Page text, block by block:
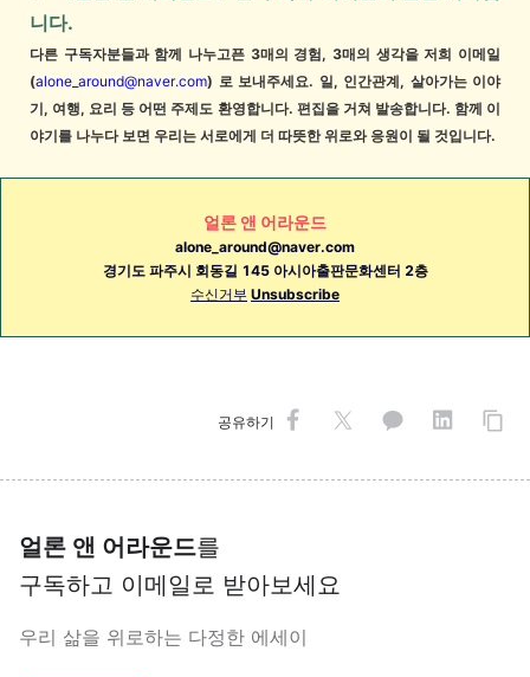
니다.
다른 구독자분들과 함께 나누고픈 3매의 경험, 3매의 생각을 저희 이메일
(alone_around@naver.com) 로 보내주세요. 일, 인간관계, 살아가는 이야
기, 여행, 요리 등 어떤 주제도 환영합니다. 편집을 거쳐 발송합니다. 함께 이
야기를 나누다 보면 우리는 서로에게 더 따뜻한 위로와 응원이 될 것입니다.
얼론 앤 어라운드
alone_around@naver.com
경기도 파주시 회동길 145 아시아출판문화센터 2층
수신거부 Unsubscribe
공유하기
얼론 앤 어라운드를
구독하고 이메일로 받아보세요
우리 삶을 위로하는 다정한 에세이